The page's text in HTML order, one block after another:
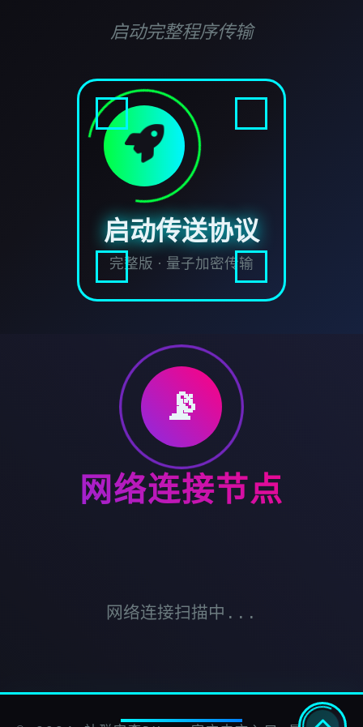
启动完整程序传输
启动传送协议
完整版 · 量子加密传输
📡
网络连接节点
网络连接扫描中...